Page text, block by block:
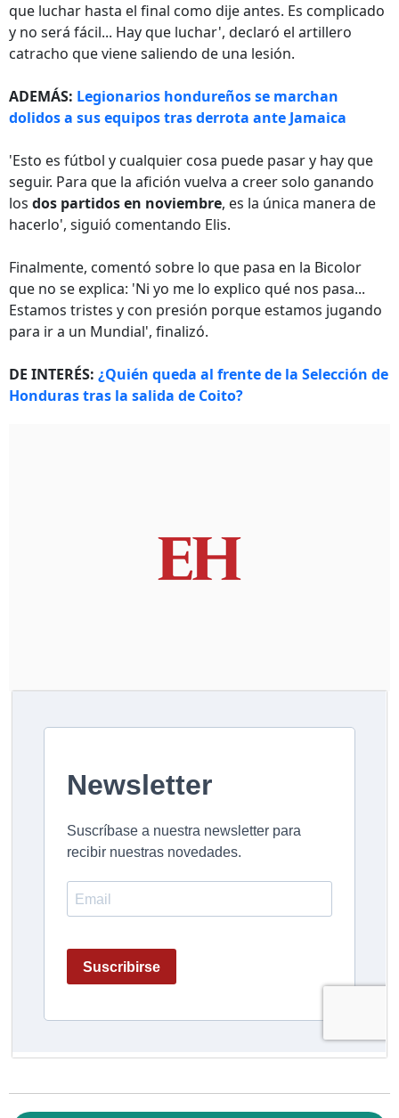
que luchar hasta el final como dije antes. Es complicado
y no será fácil... Hay que luchar', declaró el artillero
catracho que viene saliendo de una lesión.
ADEMÁS: Legionarios hondureños se marchan
dolidos a sus equipos tras derrota ante Jamaica
'Esto es fútbol y cualquier cosa puede pasar y hay que
seguir. Para que la afición vuelva a creer solo ganando
los dos partidos en noviembre, es la única manera de
hacerlo', siguió comentando Elis.
Finalmente, comentó sobre lo que pasa en la Bicolor
que no se explica: 'Ni yo me lo explico qué nos pasa...
Estamos tristes y con presión porque estamos jugando
para ir a un Mundial', finalizó.
DE INTERÉS: ¿Quién queda al frente de la Selección de
Honduras tras la salida de Coito?